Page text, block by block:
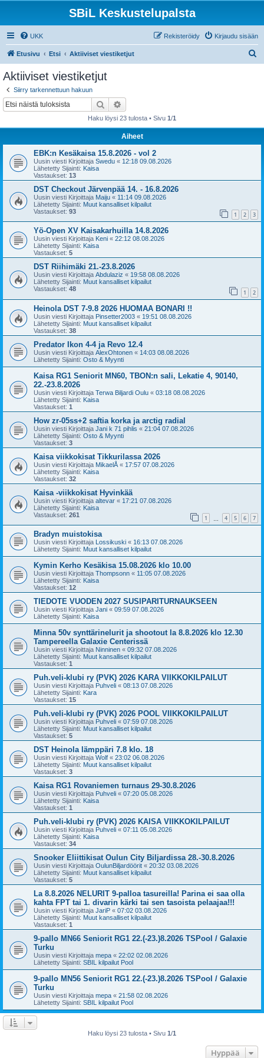
SBiL Keskustelupalsta
UKK Kirjaudu sisään
Rekisteröidy
Etusivu Etsi Aktiiviset viestiketjut
Aktiiviset viestiketjut
Siirry tarkennettuun hakuun
Etsi
Haku löysi 23 tulosta • Sivu 1/1
Aiheet
EBK:n Kesäkaisa 15.8.2026 - vol 2
Uusin viesti Kirjoittaja Swedu « 12:18 09.08.2026
Lähetetty Sijainti: Kaisa
Vastaukset: 13
DST Checkout Järvenpää 14. - 16.8.2026
Uusin viesti Kirjoittaja Maiju « 11:14 09.08.2026
Lähetetty Sijainti: Muut kansalliset kilpailut
Vastaukset: 93 1 2 3
Yö-Open XV Kaisakarhuilla 14.8.2026
Uusin viesti Kirjoittaja Keni « 22:12 08.08.2026
Lähetetty Sijainti: Kaisa
Vastaukset: 5
DST Riihimäki 21.-23.8.2026
Uusin viesti Kirjoittaja Abdulaziz « 19:58 08.08.2026
Lähetetty Sijainti: Muut kansalliset kilpailut
Vastaukset: 48 1 2
Heinola DST 7-9.8 2026 HUOMAA BONARI !!
Uusin viesti Kirjoittaja Pinsetter2003 « 19:51 08.08.2026
Lähetetty Sijainti: Muut kansalliset kilpailut
Vastaukset: 38
Predator Ikon 4-4 ja Revo 12.4
Uusin viesti Kirjoittaja AlexOhtonen « 14:03 08.08.2026
Lähetetty Sijainti: Osto & Myynti
Kaisa RG1 Seniorit MN60, TBON:n sali, Lekatie 4, 90140,
22.-23.8.2026
Uusin viesti Kirjoittaja Terwa Biljardi Oulu « 03:18 08.08.2026
Lähetetty Sijainti: Kaisa
Vastaukset: 1
How zr-05ss+2 saftia korka ja arctig radial
Uusin viesti Kirjoittaja Jani k 71 pihlis « 21:04 07.08.2026
Lähetetty Sijainti: Osto & Myynti
Vastaukset: 3
Kaisa viikkokisat Tikkurilassa 2026
Uusin viesti Kirjoittaja MikaelÅ « 17:57 07.08.2026
Lähetetty Sijainti: Kaisa
Vastaukset: 32
Kaisa -viikkokisat Hyvinkää
Uusin viesti Kirjoittaja altevar « 17:21 07.08.2026
Lähetetty Sijainti: Kaisa
Vastaukset: 261 1 4 5 6 7
Bradyn muistokisa
Uusin viesti Kirjoittaja Lossikuski « 16:13 07.08.2026
Lähetetty Sijainti: Muut kansalliset kilpailut
Kymin Kerho Kesäkisa 15.08.2026 klo 10.00
Uusin viesti Kirjoittaja Thompsonn « 11:05 07.08.2026
Lähetetty Sijainti: Kaisa
Vastaukset: 12
TIEDOTE VUODEN 2027 SUSIPARITURNAUKSEEN
Uusin viesti Kirjoittaja Jani « 09:59 07.08.2026
Lähetetty Sijainti: Kaisa
Minna 50v synttärinelurit ja shootout la 8.8.2026 klo 12.30
Tampereella Galaxie Centerissä
Uusin viesti Kirjoittaja Ninninen « 09:32 07.08.2026
Lähetetty Sijainti: Muut kansalliset kilpailut
Vastaukset: 1
Puh.veli-klubi ry (PVK) 2026 KARA VIIKKOKILPAILUT
Uusin viesti Kirjoittaja Puhveli « 08:13 07.08.2026
Lähetetty Sijainti: Kara
Vastaukset: 15
Puh.veli-klubi ry (PVK) 2026 POOL VIIKKOKILPAILUT
Uusin viesti Kirjoittaja Puhveli « 07:59 07.08.2026
Lähetetty Sijainti: Muut kansalliset kilpailut
Vastaukset: 5
DST Heinola lämppäri 7.8 klo. 18
Uusin viesti Kirjoittaja Wolf « 23:02 06.08.2026
Lähetetty Sijainti: Muut kansalliset kilpailut
Vastaukset: 3
Kaisa RG1 Rovaniemen turnaus 29-30.8.2026
Uusin viesti Kirjoittaja Puhveli « 07:20 05.08.2026
Lähetetty Sijainti: Kaisa
Vastaukset: 1
Puh.veli-klubi ry (PVK) 2026 KAISA VIIKKOKILPAILUT
Uusin viesti Kirjoittaja Puhveli « 07:11 05.08.2026
Lähetetty Sijainti: Kaisa
Vastaukset: 34
Snooker Eliittikisat Oulun City Biljardissa 28.-30.8.2026
Uusin viesti Kirjoittaja OulunBiljardöörit « 20:32 03.08.2026
Lähetetty Sijainti: Muut kansalliset kilpailut
Vastaukset: 5
La 8.8.2026 NELURIT 9-palloa tasureilla! Parina ei saa olla
kahta FPT tai 1. divarin kärki tai sen tasoista pelaajaa!!!
Uusin viesti Kirjoittaja JariP « 07:02 03.08.2026
Lähetetty Sijainti: Muut kansalliset kilpailut
Vastaukset: 1
9-pallo MN66 Seniorit RG1 22.(-23.)8.2026 TSPool / Galaxie
Turku
Uusin viesti Kirjoittaja mepa « 22:02 02.08.2026
Lähetetty Sijainti: SBIL kilpailut Pool
9-pallo MN56 Seniorit RG1 22.(-23.)8.2026 TSPool / Galaxie
Turku
Uusin viesti Kirjoittaja mepa « 21:58 02.08.2026
Lähetetty Sijainti: SBIL kilpailut Pool
Haku löysi 23 tulosta • Sivu 1/1
Hyppää